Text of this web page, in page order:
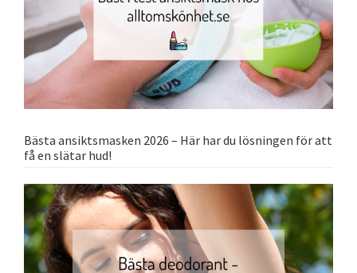
Bästa ansiktsmasken 2026 – Här har du lösningen för att
få en slätar hud!